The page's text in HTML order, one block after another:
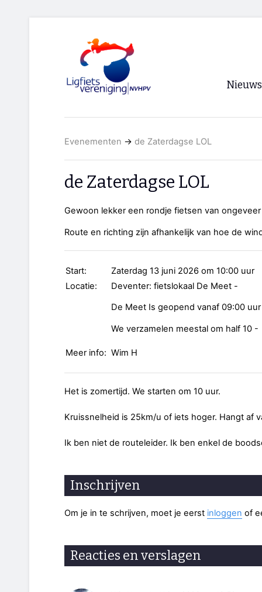
Nieuws
Evenementen → de Zaterdagse LOL
de Zaterdagse LOL
Gewoon lekker een rondje fietsen van
Route en richting zijn afhankelijk van hoe de
Start:
Zaterdag 13 juni 2026 om 10:00 uur
Locatie:
Deventer: fietslokaal De Meet -
De Meet Is geopend vanaf 09:00
We verzamelen meestal om half 10 -
Meer info: Wim H
Het is zomertijd. We starten om 10 uur.
Kruissnelheid is 25km/u of iets hoger. Hangt af
Ik ben niet de routeleider. Ik ben enkel de
Inschrijven
Om je in te schrijven, moet je eerst inloggen of
Reacties en verslagen